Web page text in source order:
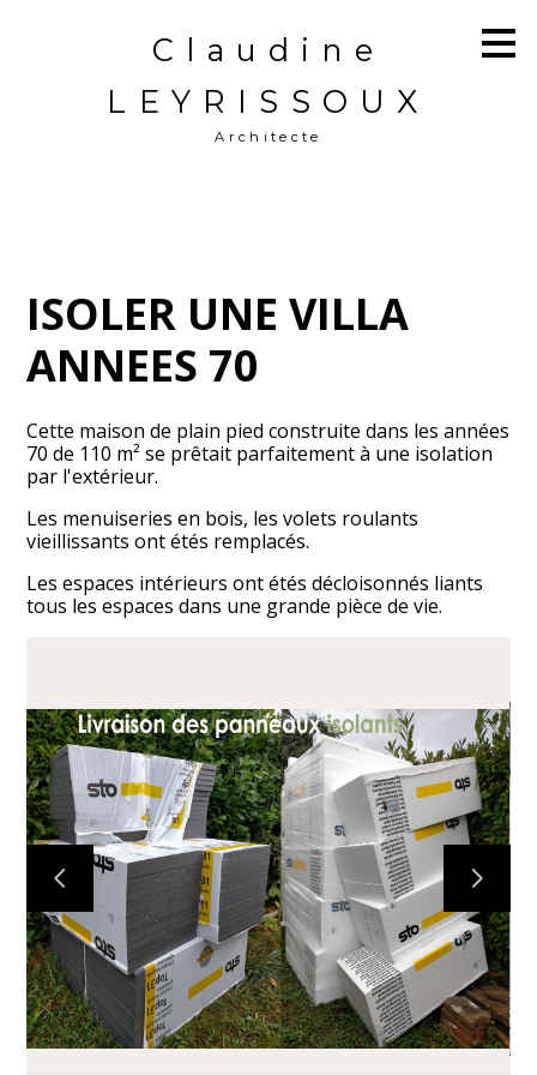
Claudine
LEYRISSOUX
Architecte
RÉALISATIONS
À PROPOS
CONTACT
ISOLER UNE VILLA
ANNEES 70
Cette maison de plain pied construite dans les années
70 de 110 m² se prêtait parfaitement à une isolation
par l'extérieur.
Les menuiseries en bois, les volets roulants
vieillissants ont étés remplacés.
Les espaces intérieurs ont étés décloisonnés liants
tous les espaces dans une grande pièce de vie.